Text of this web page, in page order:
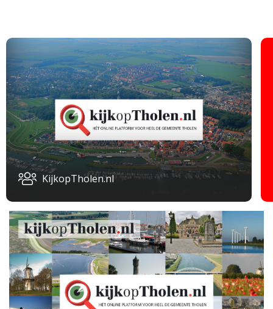
KijkopTholen.nl